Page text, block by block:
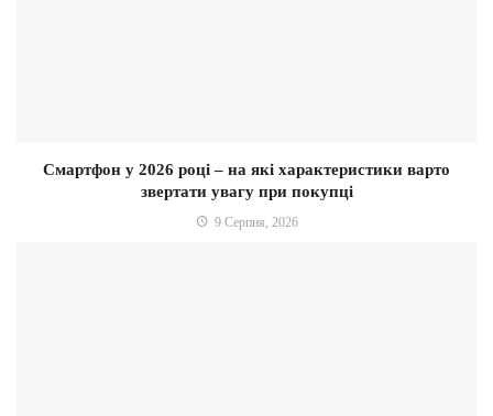
Смартфон у 2026 році – на які характеристики варто
звертати увагу при покупці
9 Серпня, 2026